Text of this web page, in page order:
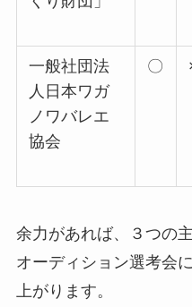
一般社団法
人日本ワガ
ノワバレエ
協会
〇
余力があれば、３つの
オーディション選考会
上がります。